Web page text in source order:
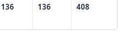
136 136 408